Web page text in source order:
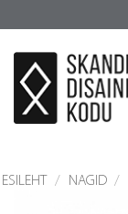
to
content
ESILEHT / NAGID /